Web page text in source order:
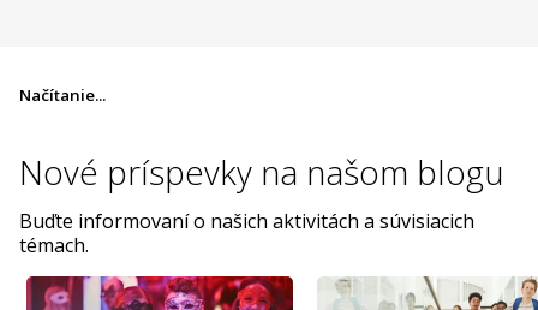
Načítanie...
Nové príspevky na našom blogu
Buďte informovaní o našich aktivitách a súvisiacich
témach.